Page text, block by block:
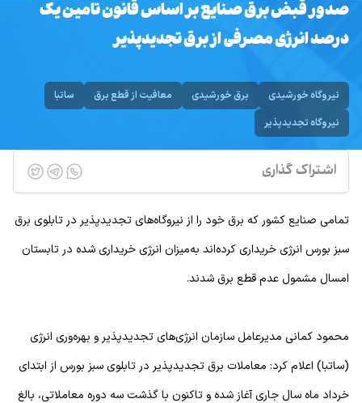
صدور قبض برق صنایع بر اساس قانون تامین یک
درصد انرژی مصرفی از برق تجدیدپذیر
نیروگاه خورشیدی برق خورشیدی معافیت از قطع برق
ساتبا
نیروگاه تجدیدپذیر
اشتراک گذاری
تمامی صنایع کشور که برق خود را از نیروگاه‌های تجدیدپذیر در تابلوی برق
سبز بورس انرژی خریداری کرده‌اند به‌میزان انرژی خریداری شده در تابستان
امسال مشمول عدم قطع برق شدند.
محمود کمانی مدیرعامل سازمان انرژی‌های تجدیدپذیر و بهره‌وری انرژی
(ساتبا) اعلام کرد: معاملات برق تجدیدپذیر در تابلوی سبز بورس از ابتدای
خرداد ماه سال جاری آغاز شده و تاکنون با گذشت سه دوره معاملاتی، بالغ